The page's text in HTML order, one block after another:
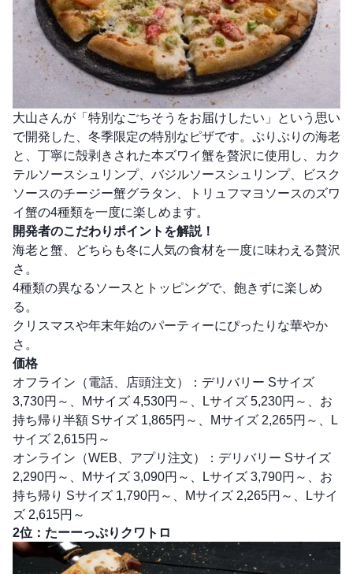
大山さんが「特別なごちそうをお届けしたい」という思い
で開発した、冬季限定の特別なピザです。ぷりぷりの海老
と、丁寧に殻剥きされた本ズワイ蟹を贅沢に使用し、カク
テルソースシュリンプ、バジルソースシュリンプ、ビスク
ソースのチージー蟹グラタン、トリュフマヨソースのズワ
イ蟹の4種類を一度に楽しめます。
開発者のこだわりポイントを解説！
海老と蟹、どちらも冬に人気の食材を一度に味わえる贅沢
さ。
4種類の異なるソースとトッピングで、飽きずに楽しめ
る。
クリスマスや年末年始のパーティーにぴったりな華やか
さ。
価格
オフライン（電話、店頭注文）：デリバリー Sサイズ
3,730円～、Mサイズ 4,530円～、Lサイズ 5,230円～、お
持ち帰り半額 Sサイズ 1,865円～、Mサイズ 2,265円～、L
サイズ 2,615円～
オンライン（WEB、アプリ注文）：デリバリー Sサイズ
2,290円～、Mサイズ 3,090円～、Lサイズ 3,790円～、お
持ち帰り Sサイズ 1,790円～、Mサイズ 2,265円～、Lサイ
ズ 2,615円～
2位：たーーっぷりクワトロ